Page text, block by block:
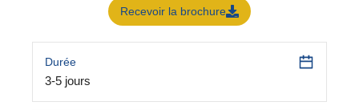
Recevoir la brochure
Durée
3-5 jours